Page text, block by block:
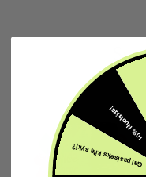
Gal pasiseks kitą sykį?
10% Nuolaida!